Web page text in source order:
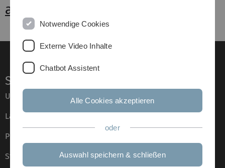
aufzurufen
Service
Universität von A–Z
Lagepläne
Presse
Stellenangebote
Notwendige Cookies
Externe Video Inhalte
Chatbot Assistent
Alle Cookies akzeptieren
oder
Auswahl speichern & schließen